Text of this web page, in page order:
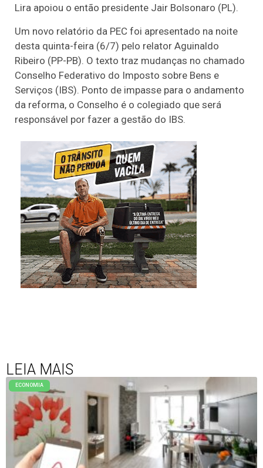
Lira apoiou o então presidente Jair Bolsonaro (PL).
Um novo relatório da PEC foi apresentado na noite
desta quinta-feira (6/7) pelo relator Aguinaldo
Ribeiro (PP-PB). O texto traz mudanças no chamado
Conselho Federativo do Imposto sobre Bens e
Serviços (IBS). Ponto de impasse para o andamento
da reforma, o Conselho é o colegiado que será
responsável por fazer a gestão do IBS.
LEIA MAIS
ECONOMIA